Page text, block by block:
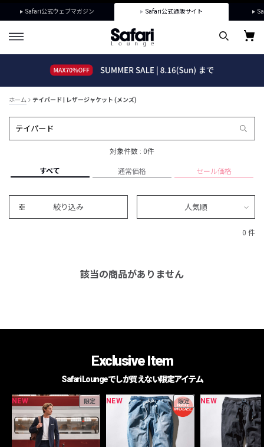
Safari公式ウェブマガジン Safari公式通販サイト
ホーム テイパード | レザージャケット (メンズ)
対象件数 : 0件
すべて 通常価格 セール価格
絞り込み 人気順
0 件
該当の商品がありません
Exclusive Item
Safari Loungeでしか買えない限定アイテム
NEW 限定 NEW 限定 NEW